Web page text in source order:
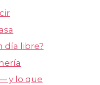
día libre?
y lo que